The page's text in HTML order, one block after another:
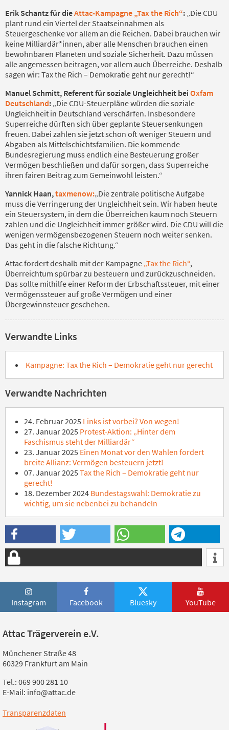
Erik Schantz für dieAttac-Kampagne „Tax the Rich“: „Die CDU
plant rund ein Viertel der Staatseinnahmen als
Steuergeschenke vor allem an die Reichen. Dabei brauchen wir
keine Milliardär*innen, aber alle Menschen brauchen einen
bewohnbaren Planeten und soziale Sicherheit. Dazu müssen
alle angemessen beitragen, vor allem auch Überreiche. Deshalb
sagen wir: Tax the Rich – Demokratie geht nur gerecht!“
Manuel Schmitt, Referent für soziale Ungleichheit bei Oxfam
Deutschland: „Die CDU-Steuerpläne würden die soziale
Ungleichheit in Deutschland verschärfen. Insbesondere
Superreiche dürften sich über geplante Steuersenkungen
freuen. Dabei zahlen sie jetzt schon oft weniger Steuern und
Abgaben als Mittelschichtsfamilien. Die kommende
Bundesregierung muss endlich eine Besteuerung großer
Vermögen beschließen und dafür sorgen, dass Superreiche
ihren fairen Beitrag zum Gemeinwohl leisten.“
Yannick Haan,taxmenow:„Die zentrale politische Aufgabe
muss die Verringerung der Ungleichheit sein. Wir haben heute
ein Steuersystem, in dem die Überreichen kaum noch Steuern
zahlen und die Ungleichheit immer größer wird. Die CDU will die
wenigen vermögensbezogenen Steuern noch weiter senken.
Das geht in die falsche Richtung.“
Attac fordert deshalb mit der Kampagne „Tax the Rich“,
Überreichtum spürbar zu besteuern und zurückzuschneiden.
Das sollte mithilfe einer Reform der Erbschaftssteuer, mit einer
Vermögenssteuer auf große Vermögen und einer
Übergewinnsteuer geschehen.
Verwandte Links
Kampagne: Tax the Rich – Demokratie geht nur gerecht
Verwandte Nachrichten
24. Februar 2025 Links ist vorbei? Von wegen!
27. Januar 2025 Protest-Aktion: „Hinter dem
Faschismus steht der Milliardär“
23. Januar 2025 Einen Monat vor den Wahlen fordert
breite Allianz: Vermögen besteuern jetzt!
07. Januar 2025 Tax the Rich – Demokratie geht nur
gerecht!
18. Dezember 2024 Bundestagswahl: Demokratie zu
wichtig, um sie nebenbei zu behandeln
Instagram Facebook Bluesky YouTube
Attac Trägerverein e.V.
Münchener Straße 48
60329 Frankfurt am Main
Tel.: 069 900 281 10
E-Mail: info@attac.de
Transparenzdaten